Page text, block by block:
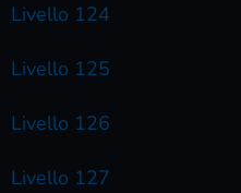
Livello 124
Livello 125
Livello 126
Livello 127